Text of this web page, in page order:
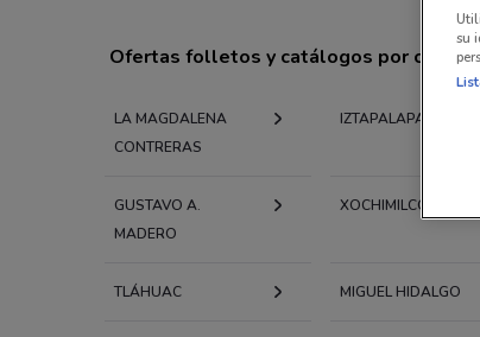
Ofertas folletos y catálogos por ciudad
LA MAGDALENA
CONTRERAS
IZTAPALAPA
GUSTAVO A.
MADERO
XOCHIMILCO
TLÁHUAC MIGUEL HIDALGO
su